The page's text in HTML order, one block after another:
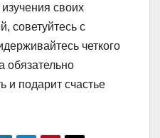
своих
советуйтесь с
четкого
обязательно
и подарит счастье